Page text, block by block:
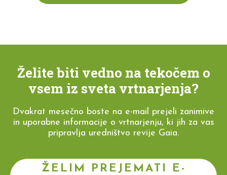
Želite biti vedno na tekočem o
vsem iz sveta vrtnarjenja?
Dvakrat mesečno boste na e-mail prejeli zanimive
in uporabne informacije o vrtnarjenju, ki jih za vas
pripravlja uredništvo revije Gaia.
ŽELIM PREJEMATI E-